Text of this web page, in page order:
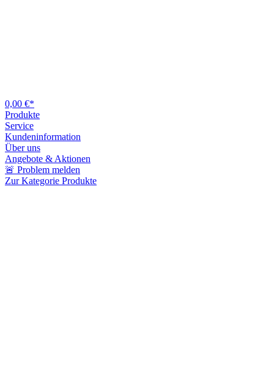
0,00 €*
Produkte
Service
Kundeninformation
Über uns
Angebote & Aktionen
🚨 Problem melden
Zur Kategorie Produkte